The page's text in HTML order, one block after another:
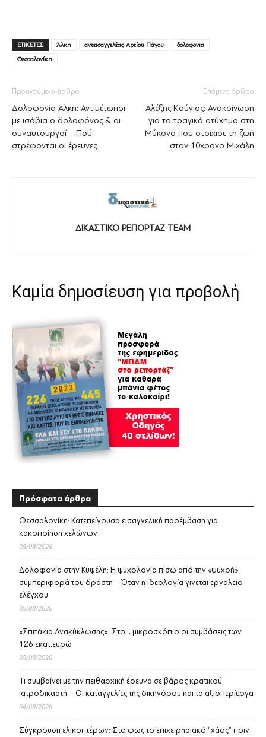
ΕΤΙΚΕΤΕΣ Άλκη αντεισαγγελέας Αρείου Πάγου
δολοφονια
Θεσσαλονίκη
Προηγούμενο άρθρο
Δολοφονία Άλκη: Αντιμέτωποι
με ισόβια ο δολοφόνος & οι
συναυτουργοί – Πού
στρέφονται οι έρευνες
Επόμενο άρθρο
Αλέξης Κούγιας: Ανακοίνωση
για το τραγικό ατύχημα στη
Μύκονο που στοίχισε τη ζωή
στον 10χρονο Μιχάλη
ΔΙΚΑΣΤΙΚΟ ΡΕΠΟΡΤΑΖ TEAM
Καμία δημοσίευση για προβολή
Πρόσφατα άρθρα
Θεσσαλονίκη: Κατεπείγουσα εισαγγελική παρέμβαση για
κακοποίηση χελώνων
05/08/2026
Δολοφονία στην Κυψέλη: Η ψυχολογία πίσω από την «ψυχρή»
συμπεριφορά του δράστη – Όταν η ιδεολογία γίνεται εργαλείο
ελέγχου
05/08/2026
«Σπιτάκια Ανακύκλωσης»: Στο… μικροσκόπιο οι συμβάσεις των
126 εκατ.ευρώ
05/08/2026
Τι συμβαίνει με την πειθαρχική έρευνα σε βάρος κρατικού
ιατροδικαστή – Οι καταγγελίες της δικηγόρου και τα αξιοπερίεργα
04/08/2026
Σύγκρουση ελικοπτέρων: Στο φως το επιχειρησιακό “χάος” πριν